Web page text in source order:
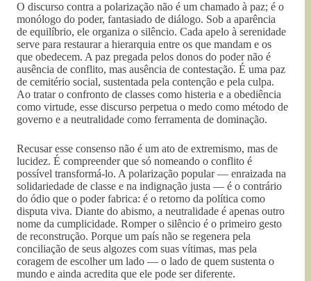
O discurso contra a polarização não é um chamado à paz; é o
monólogo do poder, fantasiado de diálogo. Sob a aparência
de equilíbrio, ele organiza o silêncio. Cada apelo à serenidade
serve para restaurar a hierarquia entre os que mandam e os
que obedecem. A paz pregada pelos donos do poder não é
ausência de conflito, mas ausência de contestação. É uma paz
de cemitério social, sustentada pela contenção e pela culpa.
Ao tratar o confronto de classes como histeria e a obediência
como virtude, esse discurso perpetua o medo como método de
governo e a neutralidade como ferramenta de dominação.
Recusar esse consenso não é um ato de extremismo, mas de
lucidez. É compreender que só nomeando o conflito é
possível transformá-lo. A polarização popular — enraizada na
solidariedade de classe e na indignação justa — é o contrário
do ódio que o poder fabrica: é o retorno da política como
disputa viva. Diante do abismo, a neutralidade é apenas outro
nome da cumplicidade. Romper o silêncio é o primeiro gesto
de reconstrução. Porque um país não se regenera pela
conciliação de seus algozes com suas vítimas, mas pela
coragem de escolher um lado — o lado de quem sustenta o
mundo e ainda acredita que ele pode ser diferente.